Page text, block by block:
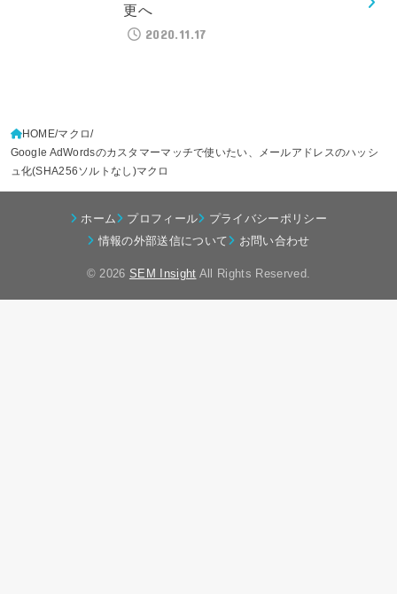
更へ
2020.11.17
HOME マクロ
Google AdWordsのカスタマーマッチで使いたい、メールアドレスのハッシ
ュ化(SHA256ソルトなし)マクロ
ホーム プロフィール
プライバシーポリシー
情報の外部送信について
お問い合わせ
© 2026 SEM Insight All Rights Reserved.